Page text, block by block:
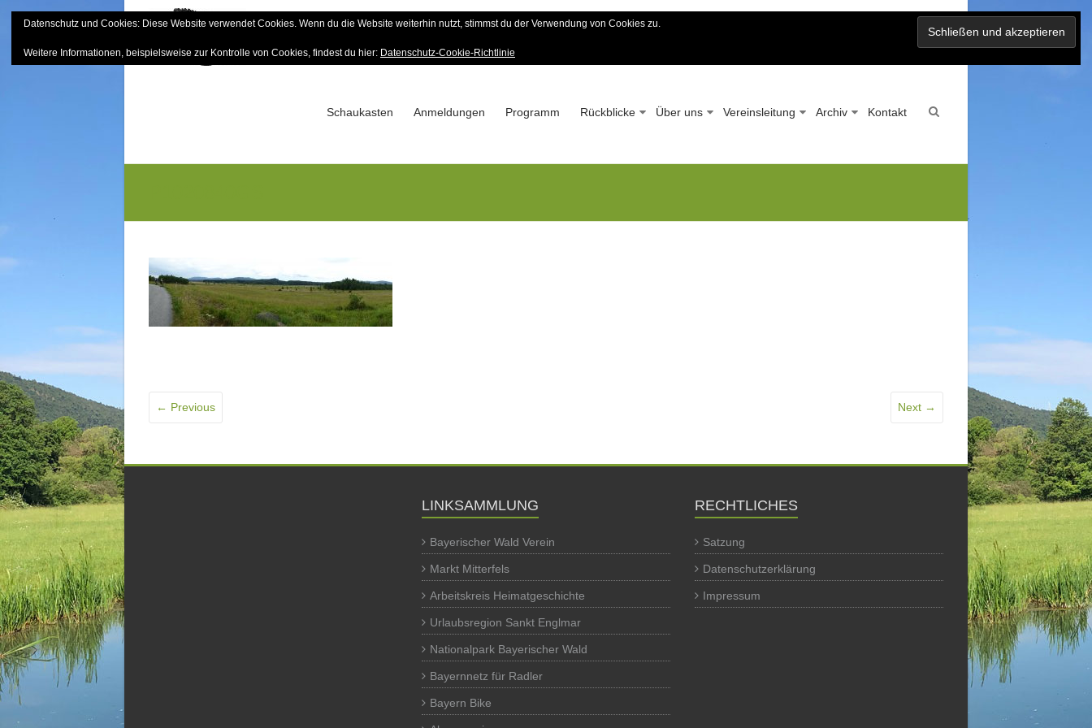
to
Bayerischer Wald-Verein
Sektion Mitterfels e.V. – Seit 1963
Schaukasten Anmeldungen Programm Rückblicke Über uns Vereinsleitung Archiv Kontakt
← Previous Next →
LINKSAMMLUNG
Bayerischer Wald Verein
Markt Mitterfels
Arbeitskreis Heimatgeschichte
Urlaubsregion Sankt Englmar
Nationalpark Bayerischer Wald
Bayernnetz für Radler
Bayern Bike
RECHTLICHES
Satzung
Datenschutzerklärung
Impressum
Datenschutz und Cookies: Diese Website verwendet Cookies. Wenn du die Website weiterhin nutzt, stimmst du der Verwendung von Cookies zu.
Weitere Informationen, beispielsweise zur Kontrolle von Cookies, findest du hier: Datenschutz-Cookie-Richtlinie